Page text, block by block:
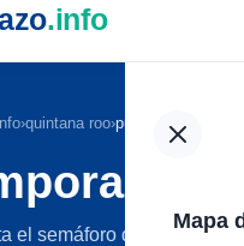
.info
Mapa
›quintana roo›puerto morelos
el semáforo del sargazo